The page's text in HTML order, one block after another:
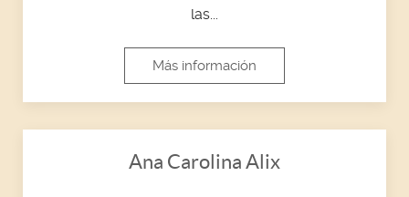
las...
Más información
Ana Carolina Alix